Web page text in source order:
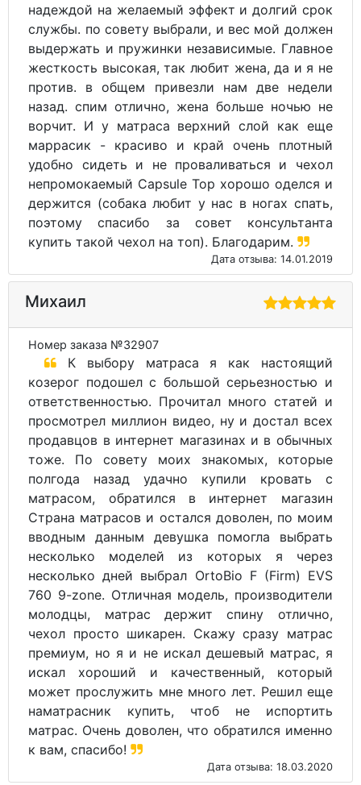
надеждой на желаемый эффект и долгий срок
службы. по совету выбрали, и вес мой должен
выдержать и пружинки независимые. Главное
жесткость высокая, так любит жена, да и я не
против. в общем привезли нам две недели
назад. спим отлично, жена больше ночью не
ворчит. И у матраса верхний слой как еще
маррасик - красиво и край очень плотный
удобно сидеть и не проваливаться и чехол
непромокаемый Capsule Top хорошо оделся и
держится (собака любит у нас в ногах спать,
поэтому спасибо за совет консультанта
купить такой чехол на топ). Благодарим.
Дата отзыва: 14.01.2019
Михаил
Номер заказа №32907
К выбору матраса я как настоящий
козерог подошел с большой серьезностью и
ответственностью. Прочитал много статей и
просмотрел миллион видео, ну и достал всех
продавцов в интернет магазинах и в обычных
тоже. По совету моих знакомых, которые
полгода назад удачно купили кровать с
матрасом, обратился в интернет магазин
Страна матрасов и остался доволен, по моим
вводным данным девушка помогла выбрать
несколько моделей из которых я через
несколько дней выбрал OrtoBio F (Firm) EVS
760 9-zone. Отличная модель, производители
молодцы, матрас держит спину отлично,
чехол просто шикарен. Скажу сразу матрас
премиум, но я и не искал дешевый матрас, я
искал хороший и качественный, который
может прослужить мне много лет. Решил еще
наматрасник купить, чтоб не испортить
матрас. Очень доволен, что обратился именно
к вам, спасибо!
Дата отзыва: 18.03.2020